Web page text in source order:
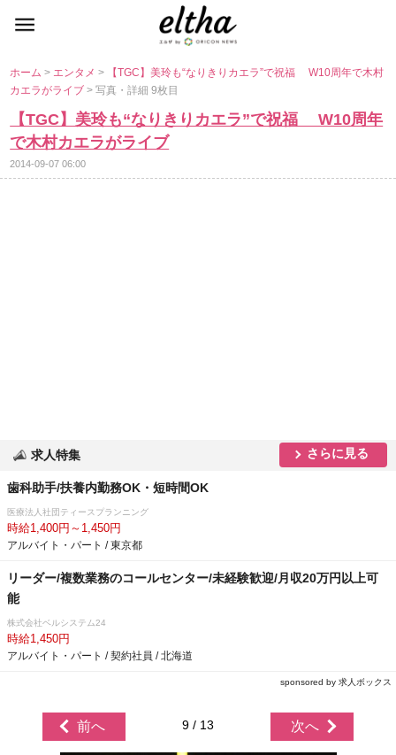
ホーム> エンタメ>
【TGC】美玲も“なりきりカエラ”で祝福 W10周年で木村
カエラがライブ> 写真・詳細 9枚目
【TGC】美玲も“なりきりカエラ”で祝福 W10周年
で木村カエラがライブ
2014-09-07 06:00
求人特集 さらに見る
歯科助手/扶養内勤務OK・短時間OK
医療法人社団ティースプランニング
時給1,400円～1,450円
アルバイト・パート / 東京都
リーダー/複数業務のコールセンター/未経験歓迎/月収20万円以上可
能
株式会社ベルシステム24
時給1,450円
アルバイト・パート / 契約社員 / 北海道
sponsored by 求人ボックス
前へ 9 / 13 次へ